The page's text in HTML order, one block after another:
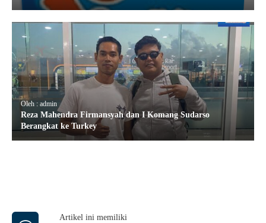
Oleh : admin
Reza Mahendra Firmansyah dan I Komang Sudarso
Berangkat ke Turkey
Artikel ini memiliki